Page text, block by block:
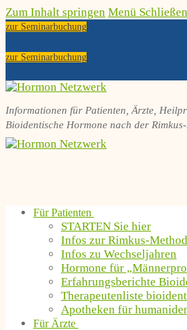
Zum Inhalt springen Menü Schließen
zur Seminarbuchung
zur Seminarbuchung
Informationen für Patienten, Ärzte,
Bioidentische Hormone nach der
Für Patienten
STARTEN Sie hier
Infos zur Rimkus-
Infos zu Wechseljahren
Hormone für
Erfahrungsberichte
Therapeutenliste
Apotheken für
Für Ärzte